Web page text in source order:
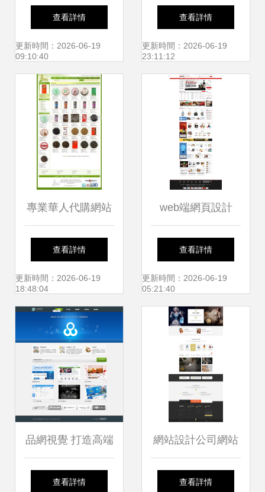
——矢量人生企業
官網
查看詳情
更新時間：2026-06-19
09:10:40
站建設詳解 佛山最
好的十個工廠（更
新版）與網頁設計
制作指南
查看詳情
更新時間：2026-06-19
23:11:12
專業華人代購網站
高端網頁設計賦能
跨境商務服務新未
來
查看詳情
更新時間：2026-06-19
18:48:04
web端網頁設計
查看詳情
更新時間：2026-06-19
05:21:40
品網視覺 打造高端
品牌網站設計的藝
查看詳情
網站設計公司網站
價格匯總 從官網素
查看詳情